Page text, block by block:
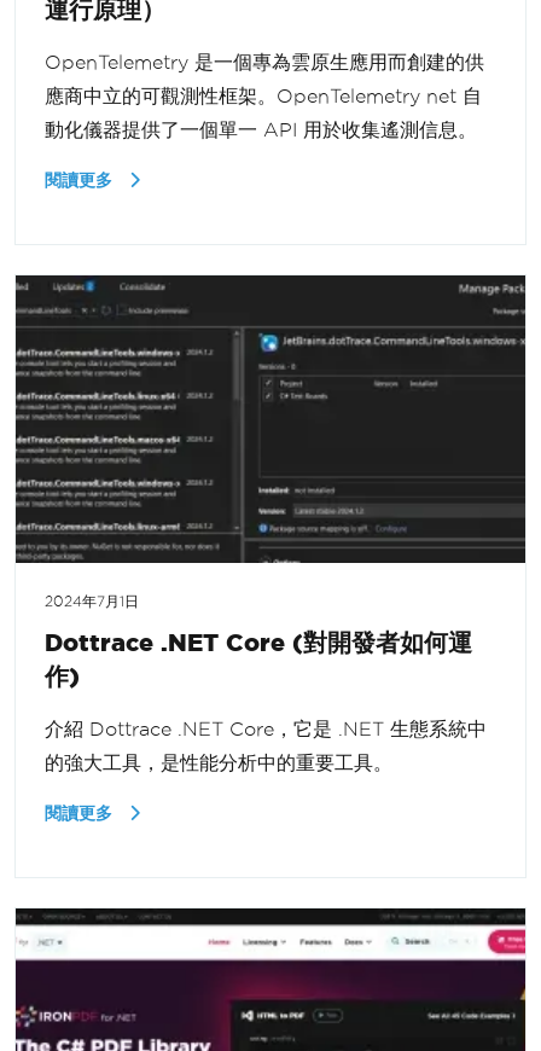
運行原理）
OpenTelemetry 是一個專為雲原生應用而創建的供
應商中立的可觀測性框架。OpenTelemetry net 自
動化儀器提供了一個單一 API 用於收集遙測信息。
閱讀更多
2024年7月1日
Dottrace .NET Core (對開發者如何運
作)
介紹 Dottrace .NET Core，它是 .NET 生態系統中
的強大工具，是性能分析中的重要工具。
閱讀更多